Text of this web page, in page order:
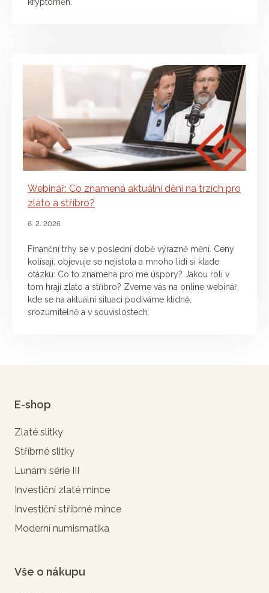
Webinář: Co znamená aktuální dění na trzích pro
zlato a stříbro?
6. 2. 2026
Finanční trhy se v poslední době výrazně mění. Ceny
kolísají, objevuje se nejistota a mnoho lidí si klade
otázku: Co to znamená pro mé úspory? Jakou roli v
tom hrají zlato a stříbro? Zveme vás na online webinář,
kde se na aktuální situaci podíváme klidně,
srozumitelně a v souvislostech.
E-shop
Zlaté slitky
Stříbrné slitky
Lunární série III
Investiční zlaté mince
Investiční stříbrné mince
Moderní numismatika
Vše o nákupu